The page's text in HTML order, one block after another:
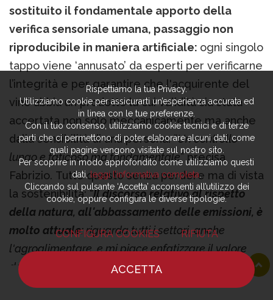
sostituito il fondamentale apporto della
verifica sensoriale umana, passaggio non
riproducibile in maniera artificiale: ogni singolo
tappo viene ‘annusato’ da esperti per verificarne
l’integrità e per garantire che l'acquirente del
vino abbia un prodotto la cui validità sia stata
accertata non solo meccanicamente ma anche
dalla sensibilità di una persona. “Un controllo
lungo e faticoso ma fondamentale” precisa
Fabrizio. Tutto questo senza perdere ma di vista
la sostenibilità: “Il discorso relativo al rispetto
della natura, all'abbassamento delle emissioni, è
molto attuale:riguarda tutti i settori, anche
l'agroalimentare, e mi piace enfatizzare il valore
del prodotto del tappo di sughero, che è
paragonabile ad un frutto colto da un albero. Non
Rispettiamo la tua Privacy.
Utilizziamo cookie per assicurarti un’esperienza accurata ed
in linea con le tue preferenze.
Con il tuo consenso, utilizziamo cookie tecnici e di terze
parti che ci permettono di poter elaborare alcuni dati, come
quali pagine vengono visitate sul nostro sito.
Per scoprire in modo approfondito come utilizziamo questi
dati,leggi l’informativa completa.
Cliccando sul pulsante ‘Accetta’ acconsenti all’utilizzo dei
cookie, oppure configura le diverse tipologie.
CONFIGURA COOKIES RIFIUTA
ACCETTA